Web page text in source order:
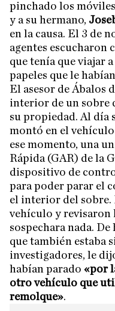
pinchado los
y a su hermano,
en la causa. El 3 de
agentes escucharon
que tenía que viajar
papeles que le
El asesor de Ábalos
interior de un sobre
su propiedad. Al día
montó en el
ese momento, una
Rápida (GAR) de la
dispositivo de
para poder parar el
el interior del sobre.
vehículo y revisaron
sospechara nada.
que también estaba
investigadores, le
habían parado «por
otro vehículo que
remolque».